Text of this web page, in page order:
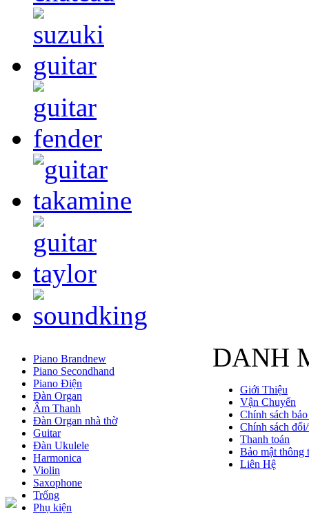
DANH
Piano Brandnew
Piano Secondhand
Piano Điện
Đàn Organ
Âm Thanh
Đàn Organ nhà thờ
Guitar
Đàn Ukulele
Harmonica
Violin
Saxophone
Trống
Phụ kiện
Giới Thiệu
Vận Chuyển
Chính sách
Chính sách
Thanh toán
Bảo mật thông
Liên Hệ